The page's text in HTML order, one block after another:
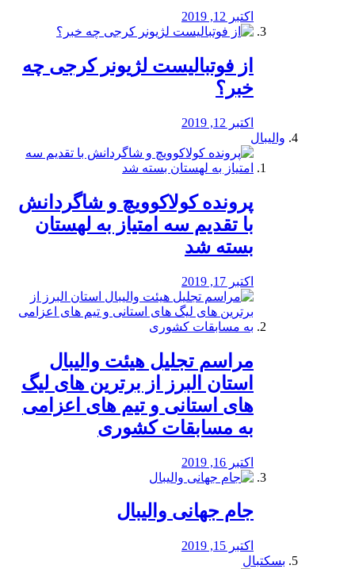
اکتبر 12, 2019
از فوتبالیست لژیونر کرجی چه
خبر؟
اکتبر 12, 2019
والیبال
پرونده کولاکوویچ و شاگردانش
با تقدیم سه امتیاز به لهستان
بسته شد
اکتبر 17, 2019
مراسم تجلیل هیئت والیبال
استان البرز از برترین های لیگ
های استانی و تیم های اعزامی
به مسابقات کشوری
اکتبر 16, 2019
جام جهانی والیبال
اکتبر 15, 2019
بسکتبال